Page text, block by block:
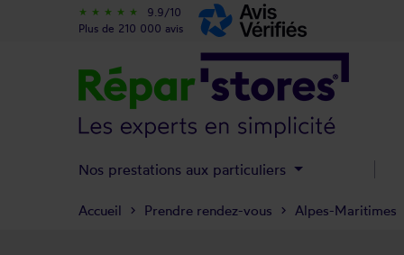
Accueil Prendre rendez-vous Alpes-Maritimes
star_rate star_rate star_rate star_rate star_rate
9.9/10
Plus de 210 000 avis
Nos prestations aux particuliers